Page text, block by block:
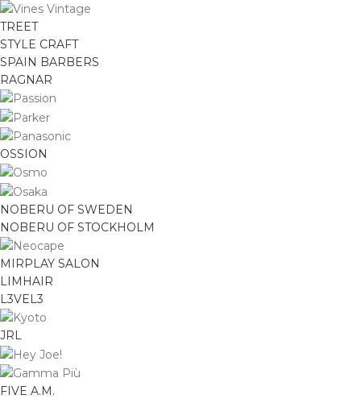
TREET
STYLE CRAFT
SPAIN BARBERS
RAGNAR
OSSION
NOBERU OF SWEDEN
NOBERU OF STOCKHOLM
MIRPLAY SALON
LIMHAIR
L3VEL3
JRL
FIVE A.M.